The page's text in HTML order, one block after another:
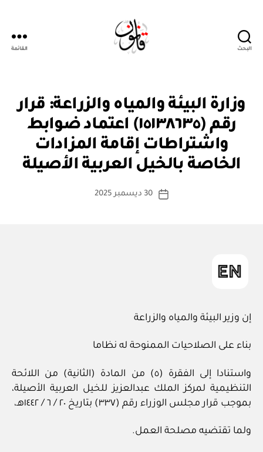
البحث القائمة
التصنيفات
وزارة البيئة والمياه والزراعة: قرار
رقم (١٥١٣٨٦٣٥) اعتماد ضوابط
واشتراطات إقامة المزادات
الخاصة بالخيل العربية الأصيلة
كاتب
بو
س
ة
تاريخ
30 ديسمبر 2025
إن وزير البيئة والمياه والزراعة
بناء على الصلاحيات الممنوحة له نظاما
واستنادا إلى الفقرة (٥) من المادة (الثانية) من اللائحة
التنظيمية لمركز الملك عبدالعزيز للخيل العربية الأصيلة،
بموجب قرار مجلس الوزراء رقم (٣٣٧) بتاريخ ٢٠ / ٦ / ١٤٤٢هـ،
ولما تقتضيه مصلحة العمل.